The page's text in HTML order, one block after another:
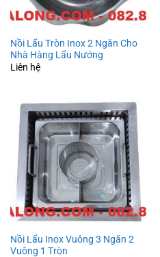
Nồi Lẩu Tròn Inox 2 Ngăn Cho
Nhà Hàng Lẩu Nướng
Liên hệ
Nồi Lẩu Inox Vuông 3 Ngăn 2
Vuông 1 Tròn